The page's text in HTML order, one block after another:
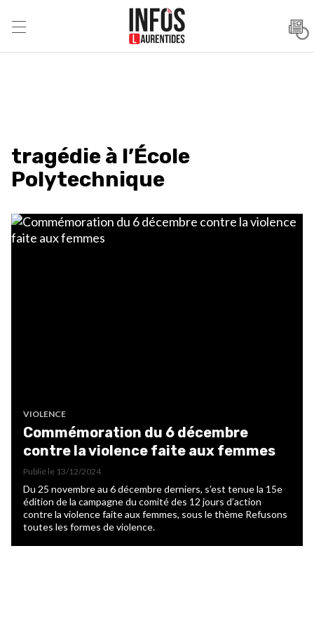
tragédie à l’École
Polytechnique
VIOLENCE
Commémoration du 6 décembre
contre la violence faite aux femmes
Publié le 13/12/2024
Du 25 novembre au 6 décembre derniers, s’est tenue la 15e
édition de la campagne du comité des 12 jours d’action
contre la violence faite aux femmes, sous le thème Refusons
toutes les formes de violence.